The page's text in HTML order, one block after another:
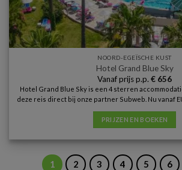
NOORD-EGEÏSCHE KUST
Hotel Grand Blue Sky
Vanaf prijs p.p. € 656
Hotel Grand Blue Sky is een 4 sterren
deze reis direct bij onze partner Subweb. Nu vanaf
PRIJZEN EN BOEKEN
1 2 3 4 5 6